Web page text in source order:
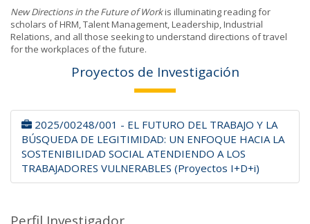
New Directions in the Future of Workis illuminating reading for
scholars of HRM, Talent Management, Leadership, Industrial
Relations, and all those seeking to understand directions of travel
for the workplaces of the future.
Proyectos de Investigación
2025/00248/001 - EL FUTURO DEL TRABAJO Y LA
BÚSQUEDA DE LEGITIMIDAD: UN ENFOQUE HACIA LA
SOSTENIBILIDAD SOCIAL ATENDIENDO A LOS
TRABAJADORES VULNERABLES (Proyectos I+D+i)